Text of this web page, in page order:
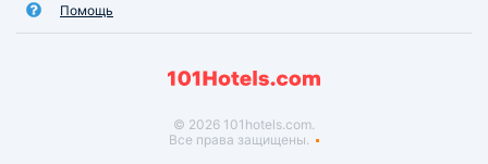
Помощь
© 2026 101hotels.com.
Все права защищены.